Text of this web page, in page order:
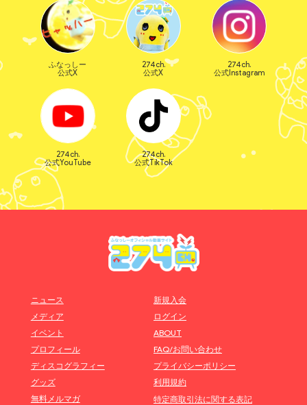
ふなっしー
公式X
274ch.
公式X
274ch.
公式Instagram
274ch.
公式YouTube
274ch.
公式TikTok
ニュース
メディア
イベント
プロフィール
ディスコグラフィー
グッズ
無料メルマガ
新規入会
ログイン
ABOUT
FAQ/お問い合わせ
プライバシーポリシー
利用規約
特定商取引法に関する表記